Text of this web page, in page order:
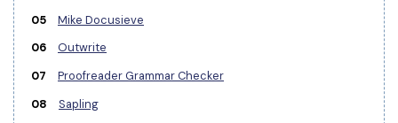
Centro de descargas
Descarga las herramientas de PDF.
Actualización
Actualizar a PDFelement V12.
05
Mike Docusieve
06
Outwrite
07
Proofreader Grammar Checker
08
Sapling